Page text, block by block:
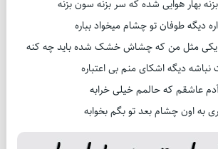
بزنه بهار هوایی شده که سر بزنه سون بزنه
دیگه طوفان تو چشام میخواد بباره
یکی مثل من که چشاش خشک شده باید چه کنه
دیگه اشکای منم بی اعتباره
عاشقم که حالمم خیلی خرابه
به اون چشام بعد تو بگم بخوابه